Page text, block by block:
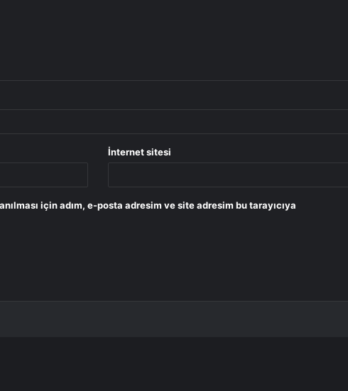
İnternet sitesi
için adım, e-posta adresim ve site adresim bu tarayıcıya